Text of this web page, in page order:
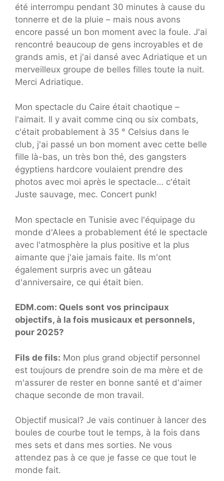
été interrompu pendant 30 minutes à cause du
tonnerre et de la pluie – mais nous avons
encore passé un bon moment avec la foule. J'ai
rencontré beaucoup de gens incroyables et de
grands amis, et j'ai dansé avec Adriatique et un
merveilleux groupe de belles filles toute la nuit.
Merci Adriatique.
Mon spectacle du Caire était chaotique –
l'aimait. Il y avait comme cinq ou six combats,
c'était probablement à 35 ° Celsius dans le
club, j'ai passé un bon moment avec cette belle
fille là-bas, un très bon thé, des gangsters
égyptiens hardcore voulaient prendre des
photos avec moi après le spectacle… c'était
Juste sauvage, mec. Concert punk!
Mon spectacle en Tunisie avec l'équipage du
monde d'Alees a probablement été le spectacle
avec l'atmosphère la plus positive et la plus
aimante que j'aie jamais faite. Ils m'ont
également surpris avec un gâteau
d'anniversaire, ce qui était bien.
EDM.com: Quels sont vos principaux
objectifs, à la fois musicaux et personnels,
pour 2025?
Fils de fils: Mon plus grand objectif personnel
est toujours de prendre soin de ma mère et de
m'assurer de rester en bonne santé et d'aimer
chaque seconde de mon travail.
Objectif musical? Je vais continuer à lancer des
boules de courbe tout le temps, à la fois dans
mes sets et dans mes sorties. Ne vous
attendez pas à ce que je fasse ce que tout le
monde fait.